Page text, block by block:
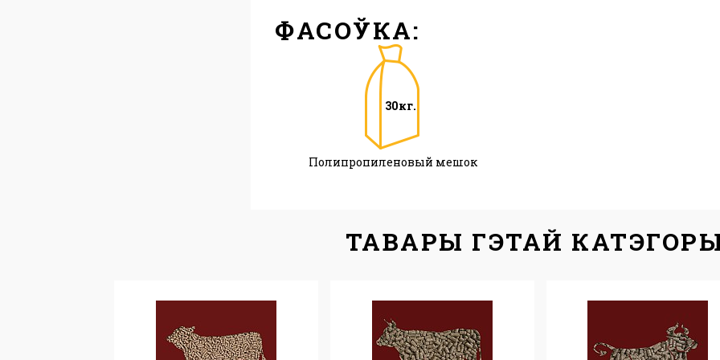
ФАСОЎКА:
30кг.
Полипропиленовый мешок
ТАВАРЫ ГЭТАЙ